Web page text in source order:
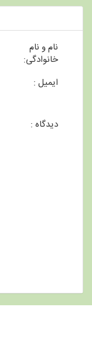
نام و نام
خانوادگی:
ایمیل :
دیدگاه :